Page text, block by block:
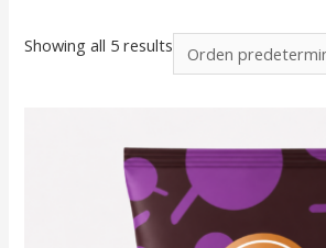
Showing all 5 results